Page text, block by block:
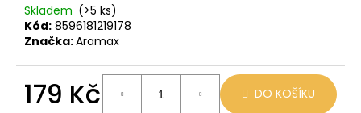
Skladem (>5 ks)
Kód: 8596181219178
Značka:Aramax
179 Kč DO KOŠÍKU
č
u
e
m